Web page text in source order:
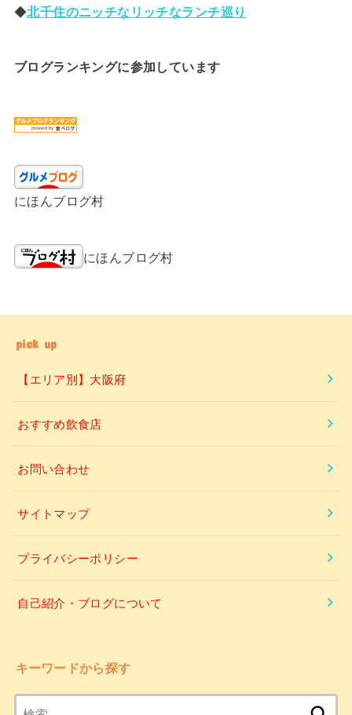
◆北千住のニッチなリッチなランチ巡り
ブログランキングに参加しています
にほんブログ村
にほんブログ村
pick up
【エリア別】大阪府
おすすめ飲食店
お問い合わせ
サイトマップ
プライバシーポリシー
自己紹介・ブログについて
キーワードから探す